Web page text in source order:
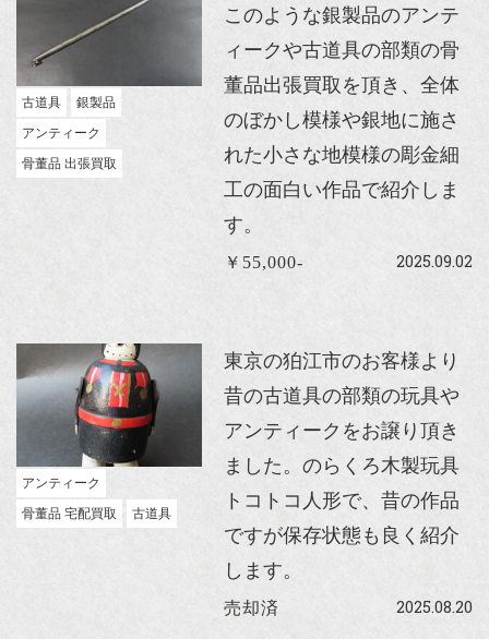
古道具
銀製品
アンティーク
骨董品 出張買取
このような銀製品のアンテ
ィークや古道具の部類の骨
董品出張買取を頂き、全体
のぼかし模様や銀地に施さ
れた小さな地模様の彫金細
工の面白い作品で紹介しま
す。
￥55,000- 2025.09.02
アンティーク
骨董品 宅配買取
古道具
東京の狛江市のお客様より
昔の古道具の部類の玩具や
アンティークをお譲り頂き
ました。のらくろ木製玩具
トコトコ人形で、昔の作品
ですが保存状態も良く紹介
します。
売却済 2025.08.20